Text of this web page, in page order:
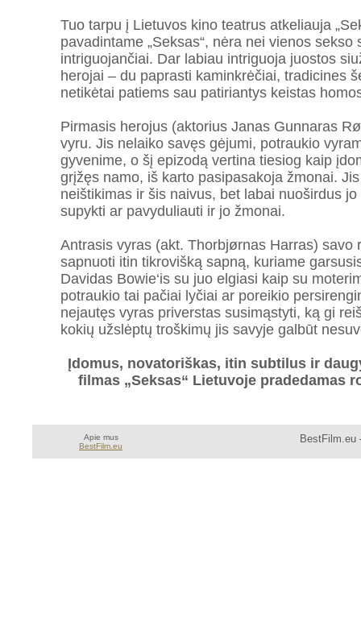
Tuo tarpu į Lietuvos kino teatrus atkeliauja
pavadintame „Seksas“, nėra nei vienos
intriguojančiai. Dar labiau intriguoja juostos
herojai – du paprasti kaminkrėčiai, tradicines
netikėtai patiems sau patiriantys keistas
Pirmasis herojus (aktorius Janas Gunnaras
vyru. Jis nelaiko savęs gėjumi, potraukio
gyvenime, o šį epizodą vertina tiesiog kaip
grįžęs namo, iš karto pasipasakoja žmonai.
neištikimas ir šis naivus, bet labai nuoširdus
supykti ar pavyduliauti ir jo žmonai.
Antrasis vyras (akt. Thorbjørnas Harras) savo
sapnuoti itin tikrovišką sapną, kuriame
Davidas Bowie‘is su juo elgiasi kaip su
potraukio tai pačiai lyčiai ar poreikio
nejautęs vyras priverstas susimąstyti, ką gi
kokių užslėptų troškimų jis savyje galbūt
Įdomus, novatoriškas, itin subtilus ir
filmas „Seksas“ Lietuvoje pradedamas
Apie mus
BestFilm.eu